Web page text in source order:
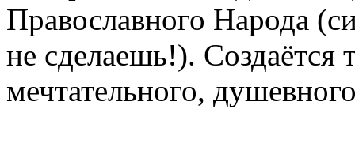
Православного Народа
не сделаешь!). Создаётся
мечтательного,